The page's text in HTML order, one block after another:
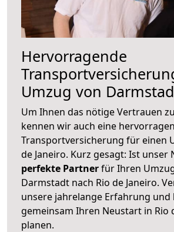
Hervorragende
Umzug von
Um Ihnen das nötige Vertrauen
kennen wir auch eine
Transportversicherung für einen
de Janeiro. Kurz gesagt: Ist unser
perfekte Partnerfür Ihren
Darmstadt nach Rio de Janeiro.
unsere jahrelange Erfahrung und
gemeinsam Ihren Neustart in Rio
planen.